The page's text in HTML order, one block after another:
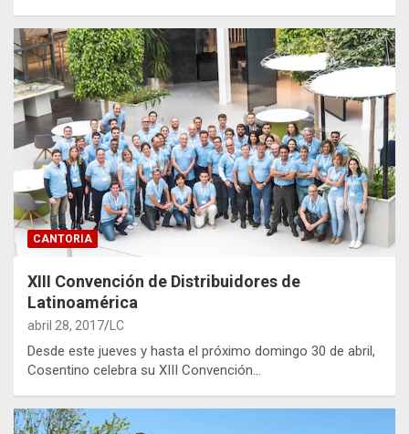
CANTORIA
XIII Convención de Distribuidores de
Latinoamérica
abril 28, 2017 LC
Desde este jueves y hasta el próximo domingo 30 de abril,
Cosentino celebra su XIII Convención…